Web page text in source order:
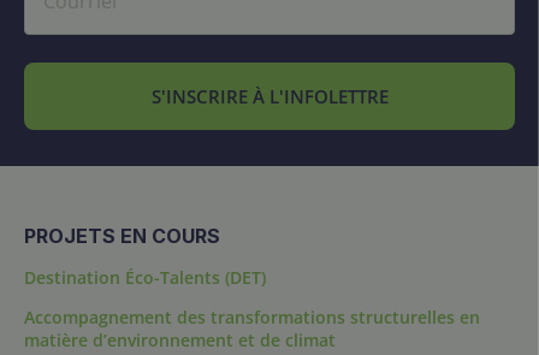
S'INSCRIRE À L'INFOLETTRE
PROJETS EN COURS
Destination Éco-Talents (DET)
Accompagnement des transformations structurelles en
matière d’environnement et de climat